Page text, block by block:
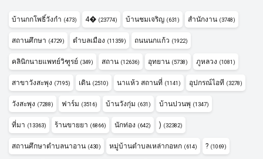
บ้านกกโพธิ์วังกำ (473) 4� (23774) บ้านชมเจริญ (631) สำนักงาน (3748)
สถานศึกษา (4729) ตำบลเมือง (11359) ถนนนกแก้ว (1922)
คลินิกนายแพทย์วิฑูรย์ (349) สถาน (12636) อุทยาน (5738) ภูหลวง (1081)
สาขาวังสะพุง (7195) เดิน (2510) นาแห้ว สถานที่ (1141) อุปกรณ์ไอที (3278)
วังสะพุง (7288) ฟาร์ม (3516) บ้านวังกุ่ม (631) บ้านปวนพุ (1347)
ที่มา (13363) ร้านขายยา (6866) นักท่อง (642) ) (32382)
สถานศึกษาตำบลนาอาน (430) หมู่บ้านตำบลเหล่ากอหก (614) ? (1069)